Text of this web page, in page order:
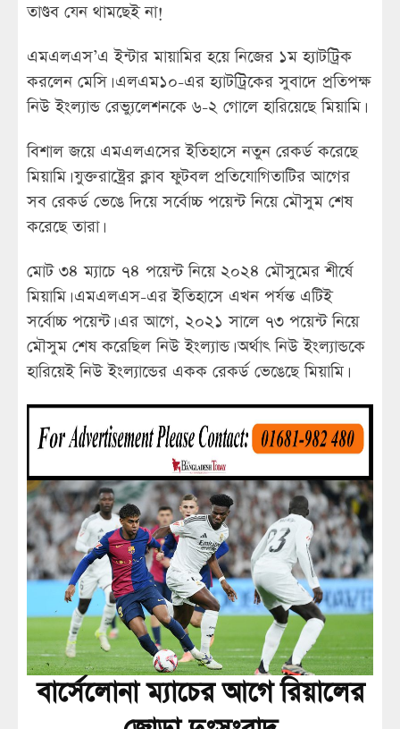
তাণ্ডব যেন থামছেই না!
এমএলএস’এ ইন্টার মায়ামির হয়ে নিজের ১ম হ্যাটট্রিক
করলেন মেসি। এলএম১০-এর হ্যাটট্রিকের সুবাদে প্রতিপক্ষ
নিউ ইংল্যান্ড রেভ্যুলেশনকে ৬-২ গোলে হারিয়েছে মিয়ামি।
বিশাল জয়ে এমএলএসের ইতিহাসে নতুন রেকর্ড করেছে
মিয়ামি। যুক্তরাষ্ট্রের ক্লাব ফুটবল প্রতিযোগিতাটির আগের
সব রেকর্ড ভেঙে দিয়ে সর্বোচ্চ পয়েন্ট নিয়ে মৌসুম শেষ
করেছে তারা।
মোট ৩৪ ম্যাচে ৭৪ পয়েন্ট নিয়ে ২০২৪ মৌসুমের শীর্ষে
মিয়ামি। এমএলএস-এর ইতিহাসে এখন পর্যন্ত এটিই
সর্বোচ্চ পয়েন্ট। এর আগে, ২০২১ সালে ৭৩ পয়েন্ট নিয়ে
মৌসুম শেষ করেছিল নিউ ইংল্যান্ড। অর্থাৎ নিউ ইংল্যান্ডকে
হারিয়েই নিউ ইংল্যান্ডের একক রেকর্ড ভেঙেছে মিয়ামি।
বার্সেলোনা ম্যাচের আগে রিয়ালের